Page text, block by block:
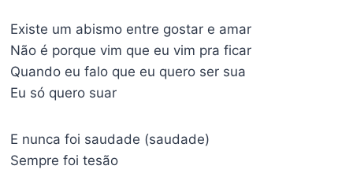
Existe um abismo entre gostar e amar
Não é porque vim que eu vim pra ficar
Quando eu falo que eu quero ser sua
Eu só quero suar
E nunca foi saudade (saudade)
Sempre foi tesão